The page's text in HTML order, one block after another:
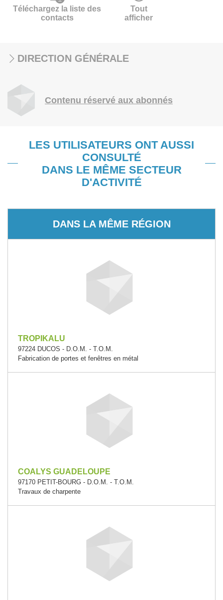
Téléchargez la liste des
contacts
Tout
afficher
DIRECTION GÉNÉRALE
Contenu réservé aux abonnés
LES UTILISATEURS ONT AUSSI
CONSULTÉ
DANS LE MÊME SECTEUR
D'ACTIVITÉ
DANS LA MÊME RÉGION
TROPIKALU
97224 DUCOS - D.O.M. - T.O.M.
Fabrication de portes et fenêtres en métal
COALYS GUADELOUPE
97170 PETIT-BOURG - D.O.M. - T.O.M.
Travaux de charpente